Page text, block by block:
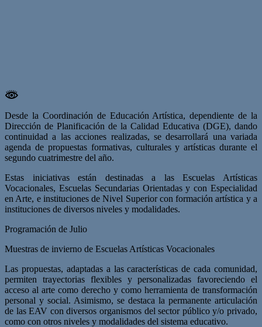
Desde la Coordinación de Educación Artística, dependiente de la
Dirección de Planificación de la Calidad Educativa (DGE), dando
continuidad a las acciones realizadas, se desarrollará una variada
agenda de propuestas formativas, culturales y artísticas durante el
segundo cuatrimestre del año.
Estas iniciativas están destinadas a las Escuelas Artísticas
Vocacionales, Escuelas Secundarias Orientadas y con Especialidad
en Arte, e instituciones de Nivel Superior con formación artística y a
instituciones de diversos niveles y modalidades.
Programación de Julio
Muestras de invierno de Escuelas Artísticas Vocacionales
Las propuestas, adaptadas a las características de cada comunidad,
permiten trayectorias flexibles y personalizadas favoreciendo el
acceso al arte como derecho y como herramienta de transformación
personal y social. Asimismo, se destaca la permanente articulación
de las EAV con diversos organismos del sector público y/o privado,
como con otros niveles y modalidades del sistema educativo.